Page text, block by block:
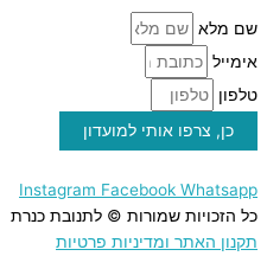
שם מלא
אימייל
טלפון
כן, צרפו אותי למועדון
Instagram Facebook Whatsapp
כל הזכויות שמורות © לתנובת כנרת
תקנון האתר ומדיניות פרטיות